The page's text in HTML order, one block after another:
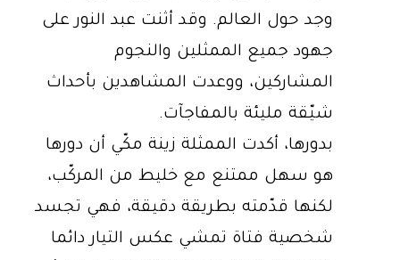
وجد حول العالم. وقد أثنت عبد النور على
جهود جميع الممثلين والنجوم
المشاركين، ووعدت المشاهدين بأحداث
شيّقة مليئة بالمفاجآت.
بدورها، أكدت الممثلة زينة مكّي أن دورها
هو سهل ممتنع مع خليط من المركّب،
لكنها قدّمته بطريقة دقيقة، فهي تجسد
شخصية فتاة تمشي عكس التيار دائما